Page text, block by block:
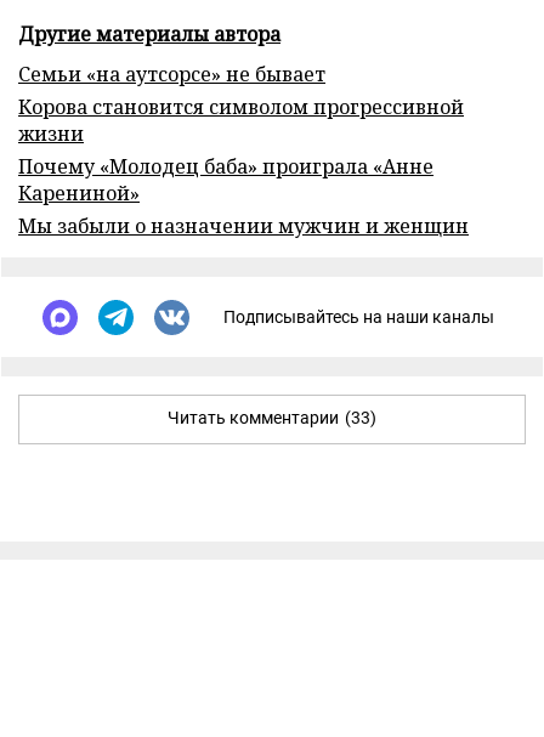
Другие материалы автора
Семьи «на аутсорсе» не бывает
Корова становится символом прогрессивной
жизни
Почему «Молодец баба» проиграла «Анне
Карениной»
Мы забыли о назначении мужчин и женщин
Подписывайтесь на наши каналы
Читать комментарии (33)